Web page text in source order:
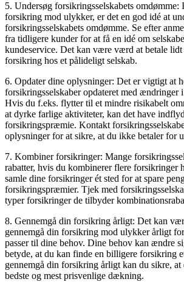
5. Undersøg forsikringsselskabets
forsikring mod ulykker, er det en god idé at
forsikringsselskabets omdømme. Se efter
fra tidligere kunder for at få en idé om
kundeservice. Det kan være værd at betale lidt
forsikring hos et pålideligt selskab.
6. Opdater dine oplysninger: Det er vigtigt at
forsikringsselskaber opdateret med ændringer
Hvis du f.eks. flytter til et mindre risikabelt
at dyrke farlige aktiviteter, kan det have
forsikringspræmie. Kontakt
oplysninger for at sikre, at du ikke betaler for
7. Kombiner forsikringer: Mange
rabatter, hvis du kombinerer flere forsikringer
samle dine forsikringer ét sted for at spare
forsikringspræmier. Tjek med
typer forsikringer de tilbyder
8. Gennemgå din forsikring årligt: Det kan
gennemgå din forsikring mod ulykker årligt
passer til dine behov. Dine behov kan ændre
betyde, at du kan finde en billigere forsikring
gennemgå din forsikring årligt kan du sikre, at
bedste og mest prisvenlige dækning.